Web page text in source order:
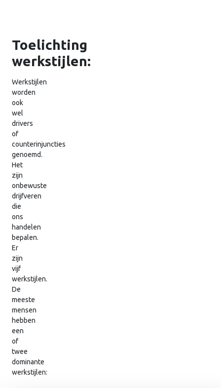
Toelichting
werkstijlen:
Werkstijlen
worden
ook
wel
drivers
of
counterinjuncties
genoemd.
Het
zijn
onbewuste
drijfveren
die
ons
handelen
bepalen.
Er
zijn
vijf
werkstijlen.
De
meeste
mensen
hebben
een
of
twee
dominante
werkstijlen: